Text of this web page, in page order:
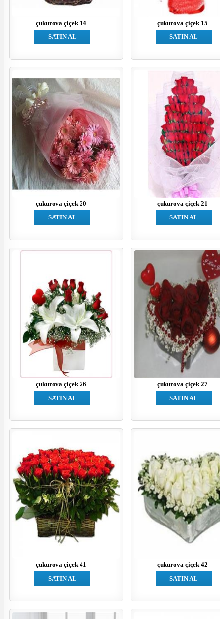
çukurova çiçek 14
SATIN AL
çukurova çiçek 15
SATIN AL
çukurova çiçek 20
SATIN AL
çukurova çiçek 21
SATIN AL
çukurova çiçek 26
SATIN AL
çukurova çiçek 27
SATIN AL
çukurova çiçek 41
SATIN AL
çukurova çiçek 42
SATIN AL